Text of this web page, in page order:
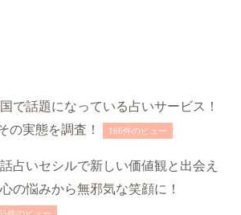
で話題になっている占いサービス！
の実態を調査！
166件のビュー
占いセシルで新しい価値観と出会え
の悩みから無邪気な笑顔に！